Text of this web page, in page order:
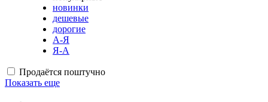
новинки
дешевые
дорогие
А-Я
Я-А
Продаётся поштучно
Показать еще